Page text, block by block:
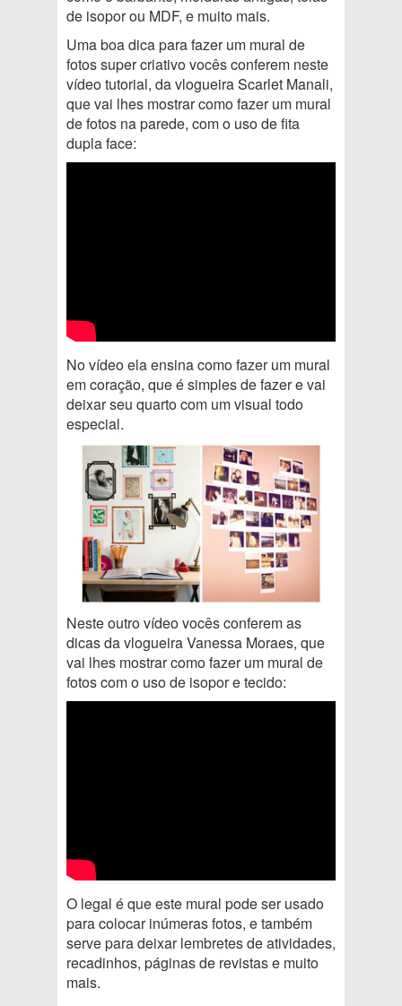
de isopor ou MDF, e muito mais.
Uma boa dica para fazer um mural de
fotos super criativo vocês conferem neste
vídeo tutorial, da vlogueira Scarlet Manali,
que vai lhes mostrar como fazer um mural
de fotos na parede, com o uso de fita
dupla face:
No vídeo ela ensina como fazer um mural
em coração, que é simples de fazer e vai
deixar seu quarto com um visual todo
especial.
Neste outro vídeo vocês conferem as
dicas da vlogueira Vanessa Moraes, que
vai lhes mostrar como fazer um mural de
fotos com o uso de isopor e tecido:
O legal é que este mural pode ser usado
para colocar inúmeras fotos, e também
serve para deixar lembretes de atividades,
recadinhos, páginas de revistas e muito
mais.